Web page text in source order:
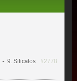
- 9. Silicatos #2778